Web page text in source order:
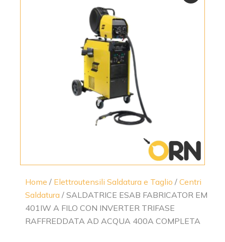
Home / Elettroutensili Saldatura e Taglio / Centri
Saldatura / SALDATRICE ESAB FABRICATOR EM
401IW A FILO CON INVERTER TRIFASE
RAFFREDDATA AD ACQUA 400A COMPLETA